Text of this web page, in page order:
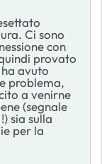
Ci sono
con
provato
avuto
problema,
a venirne
(segnale
sia sulla
per la